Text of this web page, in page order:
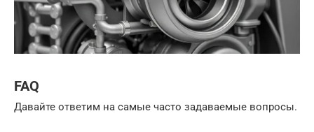
FAQ
Давайте ответим на самые часто задаваемые вопросы.